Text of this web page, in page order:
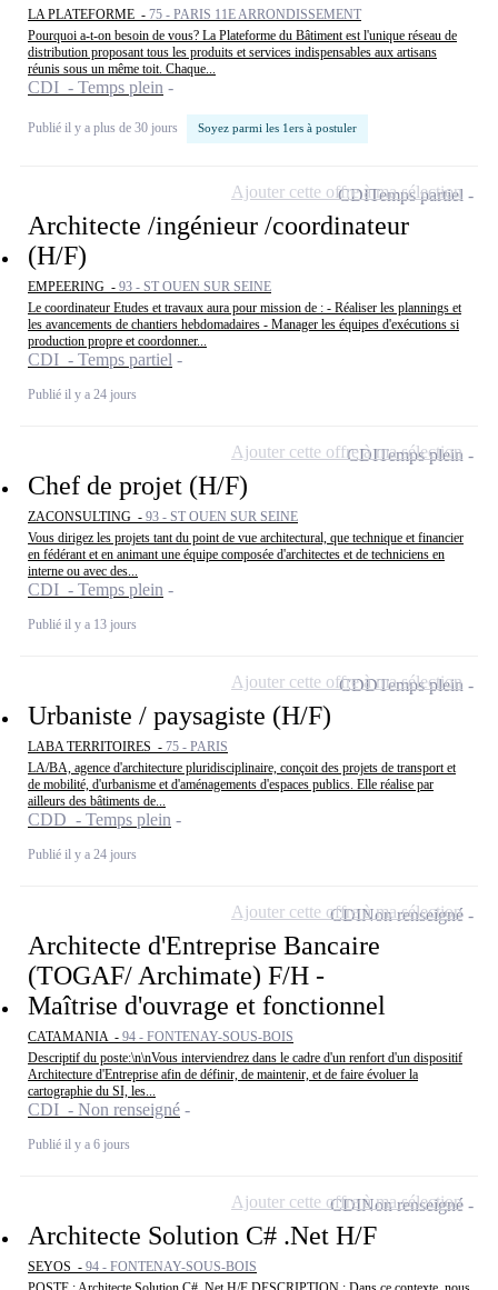
LA PLATEFORME - 75 - PARIS 11E ARRONDISSEMENT
Pourquoi a-t-on besoin de vous? La Plateforme du Bâtiment est l'unique réseau de
distribution proposant tous les produits et services indispensables aux artisans
réunis sous un même toit. Chaque...
CDI - Temps plein
Publié il y a plus de 30 jours Soyez parmi les 1ers à postuler
Architecte /ingénieur /coordinateur
(H/F)
EMPEERING - 93 - ST OUEN SUR SEINE
Le coordinateur Etudes et travaux aura pour mission de : - Réaliser les plannings et
les avancements de chantiers hebdomadaires - Manager les équipes d'exécutions si
production propre et coordonner...
CDI - Temps partiel
Publié il y a 24 jours
CDITemps partiel
Ajouter cette offre à ma sélection
Chef de projet (H/F)
ZACONSULTING - 93 - ST OUEN SUR SEINE
Vous dirigez les projets tant du point de vue architectural, que technique et financier
en fédérant et en animant une équipe composée d'architectes et de techniciens en
interne ou avec des...
CDI - Temps plein
Publié il y a 13 jours
CDITemps plein
Ajouter cette offre à ma sélection
Urbaniste / paysagiste (H/F)
LABA TERRITOIRES - 75 - PARIS
LA/BA, agence d'architecture pluridisciplinaire, conçoit des projets de transport et
de mobilité, d'urbanisme et d'aménagements d'espaces publics. Elle réalise par
ailleurs des bâtiments de...
CDD - Temps plein
Publié il y a 24 jours
CDDTemps plein
Ajouter cette offre à ma sélection
Architecte d'Entreprise Bancaire
(TOGAF/ Archimate) F/H -
Maîtrise d'ouvrage et fonctionnel
CATAMANIA - 94 - FONTENAY-SOUS-BOIS
Descriptif du poste:\n\nVous interviendrez dans le cadre d'un renfort d'un dispositif
Architecture d'Entreprise afin de définir, de maintenir, et de faire évoluer la
cartographie du SI, les...
CDI - Non renseigné
Publié il y a 6 jours
CDINon renseigné
Ajouter cette offre à ma sélection
Architecte Solution C# .Net H/F
SEYOS - 94 - FONTENAY-SOUS-BOIS
CDINon renseigné
Ajouter cette offre à ma sélection